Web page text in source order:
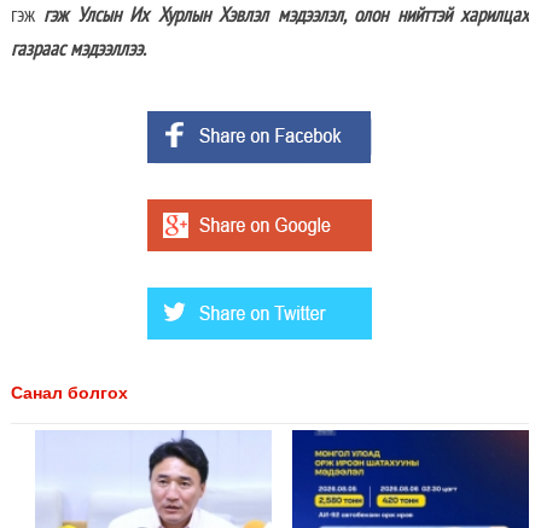
гэж гэж Улсын Их Хурлын Хэвлэл мэдээлэл, олон нийттэй харилцах
газраас мэдээллээ.
Санал болгох